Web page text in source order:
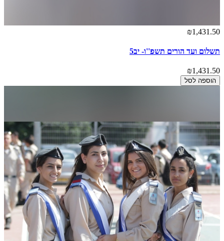
₪1,431.50
תשלום ועד הורים תשפ''ו- יב5
₪1,431.50
הוספה לסל